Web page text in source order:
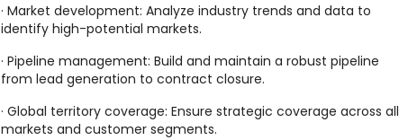
· Market development: Analyze industry trends and data to
identify high-potential markets.
· Pipeline management: Build and maintain a robust pipeline
from lead generation to contract closure.
· Global territory coverage: Ensure strategic coverage across all
markets and customer segments.